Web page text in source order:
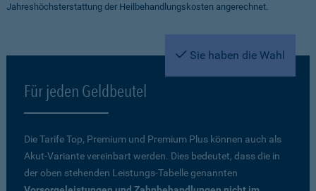
Jahreshöchsterstattung der Heilbehandlungskosten angerechnet.
Sie haben die Wahl
Für jeden Geldbeutel
Die Tarife Top, Premium und Premium Plus können auch als
Akut-Variante vereinbart werden. Dies bedeutet, dass die in
der oben stehenden Leistungs-Tabelle genannten